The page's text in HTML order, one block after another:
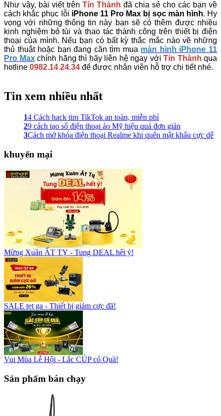
Như vậy, bài viết trên Tín Thành đã chia sẻ cho các bạn về
cách khắc phục lỗi iPhone 11 Pro Max bị sọc màn hình. Hy
vọng với những thông tin này bạn sẽ có thêm được nhiều
kinh nghiệm bỏ túi và thao tác thành công trên thiết bị điện
thoại của mình. Nếu bạn có bất kỳ thắc mắc nào về những
thủ thuật hoặc bạn đang cần tìm mua màn hình iPhone 11
Pro Maxchính hãng thì hãy liên hệ ngay với Tín Thành qua
hotline 0982.14.24.34 để được nhân viên hỗ trợ chi tiết nhé.
Tin xem nhiều nhất
14 Cách hack tim TikTok an toàn, miễn phí
29 cách tạo số điện thoại ảo Mỹ hiệu quả đơn giản
3Cách mở khóa điện thoại Realme khi quên mật khẩu cực dễ
khuyến mại
Mừng Xuân ẤT TỴ - Tung DEAL hết ý!
SALE tẹt ga - Thiết bị giảm cực đã!
Vui Mùa Lễ Hội - Lắc CÚP có Quà!
Sản phẩm bán chạy